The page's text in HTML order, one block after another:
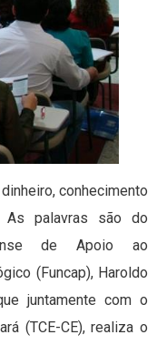
conhecimento
As palavras são do
de Apoio ao
(Funcap), Haroldo
juntamente com o
(TCE-CE), realiza o